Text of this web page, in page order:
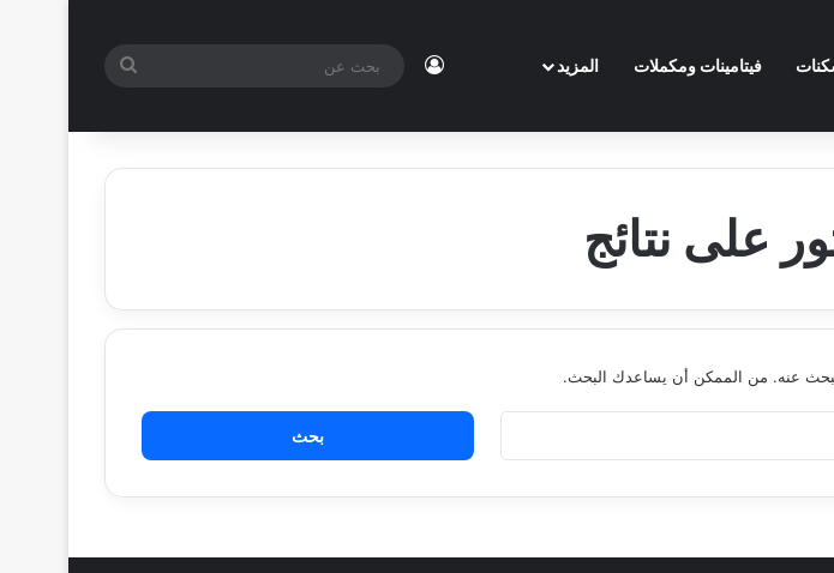
فيتامينات ومكملات المزيد تسجيل الدخول
بحث
على نتائج
تبحث عنه. من الممكن أن يساعدك البحث.
البحث